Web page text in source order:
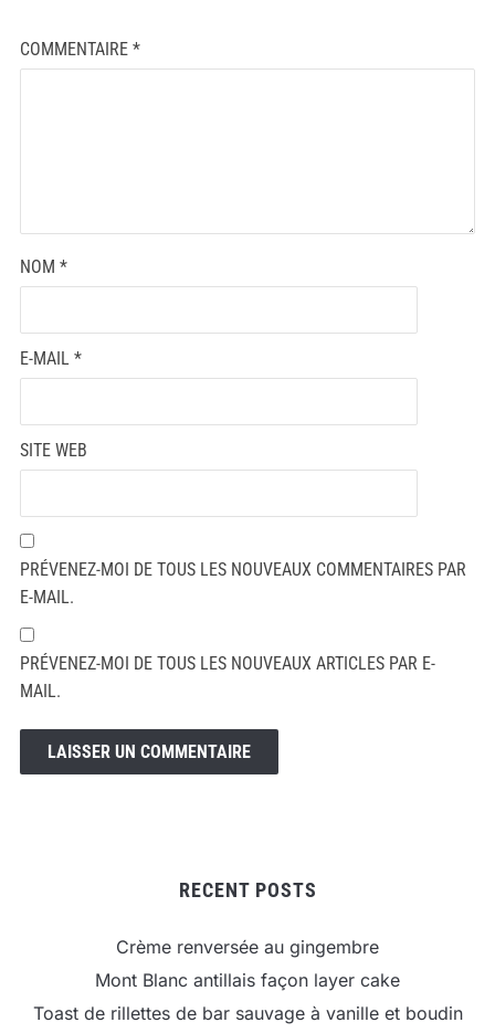
COMMENTAIRE *
NOM *
E-MAIL *
SITE WEB
PRÉVENEZ-MOI DE TOUS LES NOUVEAUX COMMENTAIRES PAR
E-MAIL.
PRÉVENEZ-MOI DE TOUS LES NOUVEAUX ARTICLES PAR E-
MAIL.
RECENT POSTS
Crème renversée au gingembre
Mont Blanc antillais façon layer cake
Toast de rillettes de bar sauvage à vanille et boudin